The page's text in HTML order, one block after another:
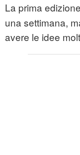
La prima
una settimana,
avere le idee